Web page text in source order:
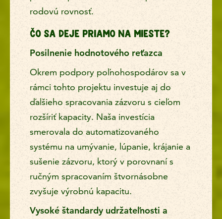
rodovú rovnosť.
Čo sa deje priamo na mieste?
Posilnenie hodnotového reťazca
Okrem podpory poľnohospodárov sa v
rámci tohto projektu investuje aj do
ďalšieho spracovania zázvoru s cieľom
rozšíriť kapacity. Naša investícia
smerovala do automatizovaného
systému na umývanie, lúpanie, krájanie a
sušenie zázvoru, ktorý v porovnaní s
ručným spracovaním štvornásobne
zvyšuje výrobnú kapacitu.
Vysoké štandardy udržateľnosti a